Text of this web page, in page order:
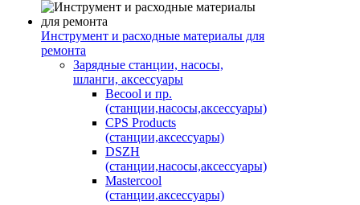
Инструмент и расходные материалы для
ремонта
Зарядные станции, насосы,
шланги, аксессуары
Becool и пр.
(станции,насосы,аксессуары)
CPS Products
(станции,аксессуары)
DSZH
(станции,насосы,аксессуары)
Mastercool
(станции,аксессуары)